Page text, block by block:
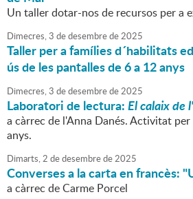
Un taller dotar-nos de recursos per a
Dimecres,3 dedesembrede2025
Taller per a famílies d´habilitats
ús de les pantalles de 6 a 12 anys
Dimecres,3 dedesembrede2025
Laboratori de lectura:El calaix de
a càrrec de l'Anna Danés. Activitat
anys.
Dimarts,2 dedesembrede2025
Converses a la carta en francès:
a càrrec de Carme Porcel